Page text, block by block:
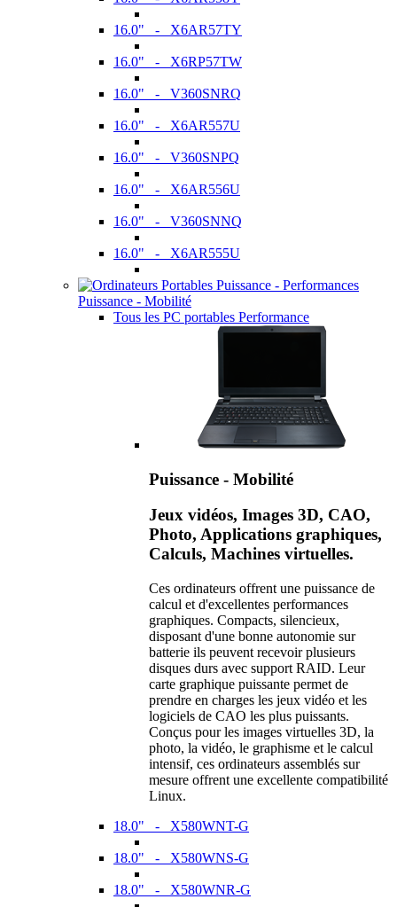
16.0" - X6AR57TY
16.0" - X6RP57TW
16.0" - V360SNRQ
16.0" - X6AR557U
16.0" - V360SNPQ
16.0" - X6AR556U
16.0" - V360SNNQ
16.0" - X6AR555U
Puissance - Mobilité
Tous les PC portables Performance
Puissance - Mobilité
Jeux vidéos, Images 3D, CAO,
Photo, Applications graphiques,
Calculs, Machines virtuelles.
Ces ordinateurs offrent une puissance de
calcul et d'excellentes performances
graphiques. Compacts, silencieux,
disposant d'une bonne autonomie sur
batterie ils peuvent recevoir plusieurs
disques durs avec support RAID. Leur
carte graphique puissante permet de
prendre en charges les jeux vidéo et les
logiciels de CAO les plus puissants.
Conçus pour les images virtuelles 3D, la
photo, la vidéo, le graphisme et le calcul
intensif, ces ordinateurs assemblés sur
mesure offrent une excellente compatibilité
Linux.
18.0" - X580WNT-G
18.0" - X580WNS-G
18.0" - X580WNR-G